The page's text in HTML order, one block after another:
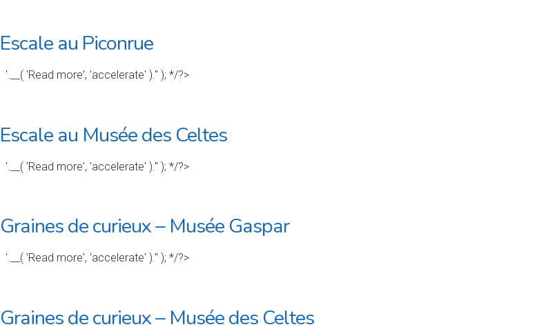
Escale au Piconrue
'.__( 'Read more', 'accelerate' ).'' ); */?>
Escale au Musée des Celtes
'.__( 'Read more', 'accelerate' ).'' ); */?>
Graines de curieux – Musée Gaspar
'.__( 'Read more', 'accelerate' ).'' ); */?>
Graines de curieux – Musée des Celtes